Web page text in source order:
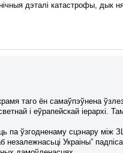
дэталі катастрофы, дык
таго ён самаўпэўнена
і еўрапейскай іерархі.
па ўзгодненаму сцэнару між
незалежнасьці Украіны”